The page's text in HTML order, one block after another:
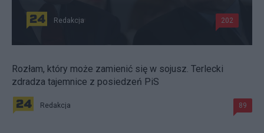
Redakcja 202
Rozłam, który może zamienić się w sojusz. Terlecki
zdradza tajemnice z posiedzeń PiS
Redakcja 89